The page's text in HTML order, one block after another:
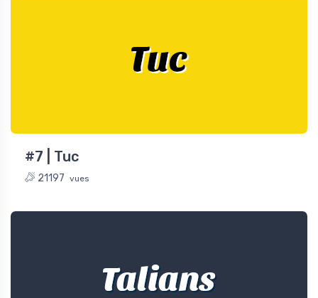
Tuc
#7 | Tuc
21197 vues
Talians